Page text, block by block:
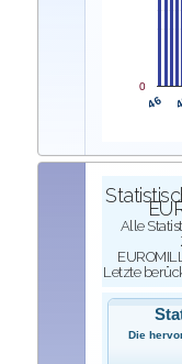
46
0
Alle
Letzte
Die